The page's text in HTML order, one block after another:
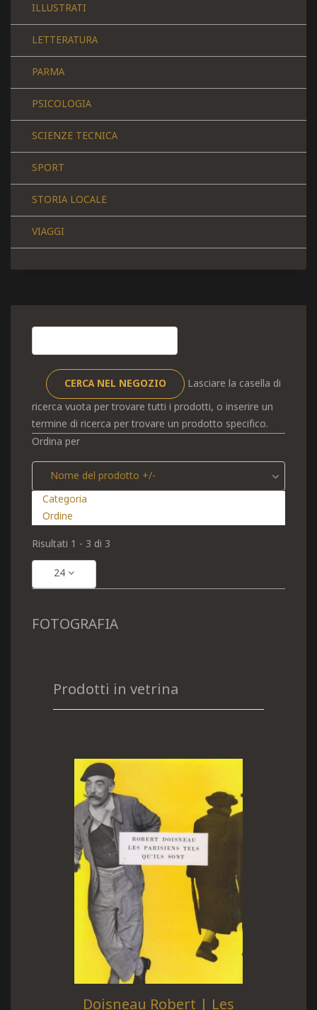
ILLUSTRATI
LETTERATURA
PARMA
PSICOLOGIA
SCIENZE TECNICA
SPORT
STORIA LOCALE
VIAGGI
Lasciare la casella di
ricerca vuota per trovare tutti i prodotti, o inserire un
termine di ricerca per trovare un prodotto specifico.
Ordina per
Nome del prodotto +/-
Categoria
Ordine
Risultati 1 - 3 di 3
24
FOTOGRAFIA
Prodotti in vetrina
Doisneau Robert | Les